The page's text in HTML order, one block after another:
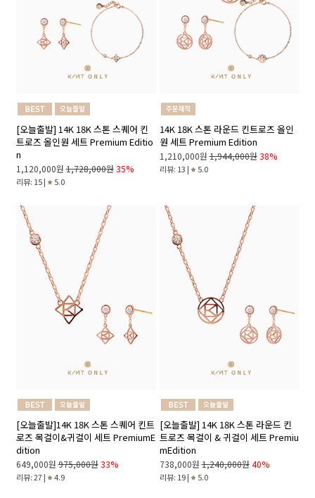
[오늘출발] 14K 18K 스톤 스퀘어 킨
트로즈 올인원 세트 Premium Editio
n
1,120,000원 1,728,000원 35%
리뷰: 15 | 5.0
14K 18K 스톤 라운드 킨트로즈 올인
원 세트 Premium Edition
1,210,000원 1,944,000원 38%
리뷰: 13 | 5.0
[오늘출발]14K 18K 스톤 스퀘어 킨트
로즈 목걸이&귀걸이 세트 PremiumE
dition
649,000원 975,000원 33%
리뷰: 27 | 4.9
[오늘출발] 14K 18K 스톤 라운드 킨
트로즈 목걸이 & 귀걸이 세트 Premiu
mEdition
738,000원 1,240,000원 40%
리뷰: 19 | 5.0